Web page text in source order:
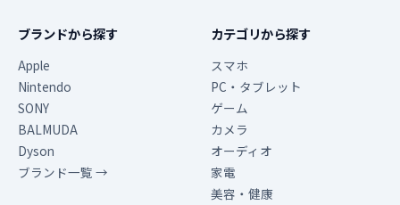
ブランドから探す
Apple
Nintendo
SONY
BALMUDA
Dyson
ブランド一覧 →
カテゴリから探す
スマホ
PC・タブレット
ゲーム
カメラ
オーディオ
家電
美容・健康